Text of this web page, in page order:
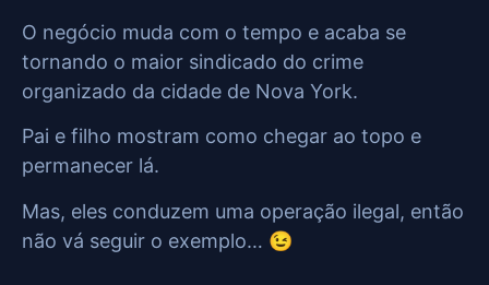
O negócio muda com o tempo e acaba se
tornando o maior sindicado do crime
organizado da cidade de Nova York.
Pai e filho mostram como chegar ao topo e
permanecer lá.
Mas, eles conduzem uma operação ilegal, então
não vá seguir o exemplo… 😉